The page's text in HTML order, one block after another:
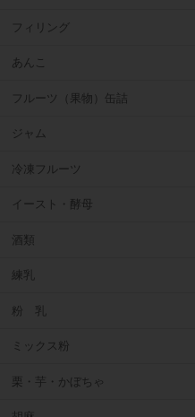
フィリング
あんこ
フルーツ（果物）缶詰
ジャム
冷凍フルーツ
イースト・酵母
酒類
練乳
粉 乳
ミックス粉
栗・芋・かぼちゃ